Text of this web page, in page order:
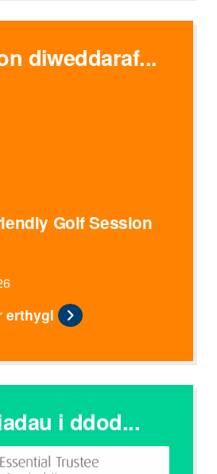
diweddaraf...
Golf Session
erthygl
i ddod...